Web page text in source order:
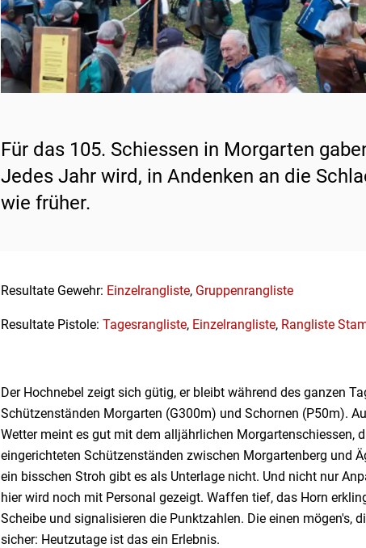
Für das 105. Schiessen in Morgarten
Jedes Jahr wird, in Andenken an die
wie früher.
Resultate Gewehr: Einzelrangliste, Gruppenrangliste
Resultate Pistole: Tagesrangliste, Einzelrangliste, Rangliste
Der Hochnebel zeigt sich gütig, er bleibt während des ganzen
Schützenständen Morgarten (G300m) und Schornen (P50m).
Wetter meint es gut mit dem alljährlichen
eingerichteten Schützenständen zwischen Morgartenberg und
ein bisschen Stroh gibt es als Unterlage nicht. Und nicht nur
hier wird noch mit Personal gezeigt. Waffen tief, das Horn
Scheibe und signalisieren die Punktzahlen. Die einen mögen's,
sicher: Heutzutage ist das ein Erlebnis.